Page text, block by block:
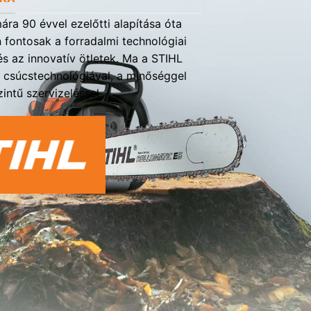
90 évvel ezelőtti alapítása óta
fontosak a forradalmi technológiai
az innovatív ötletek. Ma a STIHL
a minőséggel
szervizeléssel.